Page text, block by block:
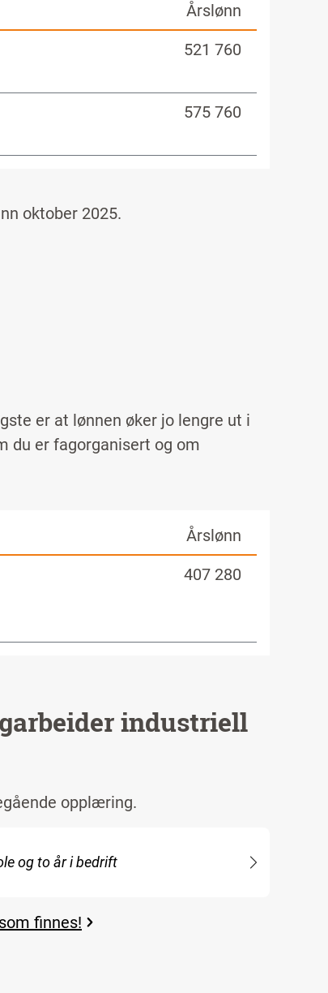
Årslønn
521 760
575 760
er at lønnen øker jo lengre ut i
du er fagorganisert og om
Årslønn
407 280
oktober 2025.
industriell
opplæring.
og to år i bedrift
finnes!